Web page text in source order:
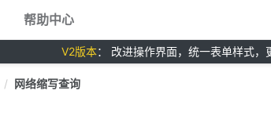
帮助中心
V2版本： 改进操作界面，统一表单样式
网络缩写查询